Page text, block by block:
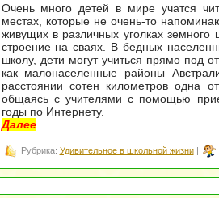
Очень много детей в мире учатся
местах, которые не очень-то
живущих в различных уголках
строение на сваях. В бедных
школу, дети могут учиться прямо под
как малонаселенные районы
расстоянии сотен километров одна
общаясь с учителями с помощью
годы по Интернету.
Далее
Рубрика: Удивительное в школьной жизни|